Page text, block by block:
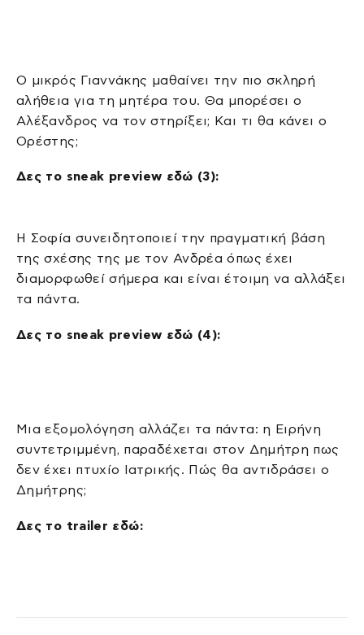
Ο μικρός Γιαννάκης μαθαίνει την πιο σκληρή
αλήθεια για τη μητέρα του. Θα μπορέσει ο
Αλέξανδρος να τον στηρίξει; Και τι θα κάνει ο
Ορέστης;
Δες το sneak preview εδώ (3):
Η Σοφία συνειδητοποιεί την πραγματική βάση
της σχέσης της με τον Ανδρέα όπως έχει
διαμορφωθεί σήμερα και είναι έτοιμη να αλλάξει
τα πάντα.
Δες το sneak preview εδώ (4):
Μια εξομολόγηση αλλάζει τα πάντα: η Ειρήνη
συντετριμμένη, παραδέχεται στον Δημήτρη πως
δεν έχει πτυχίο Ιατρικής. Πώς θα αντιδράσει ο
Δημήτρης;
Δες το trailer εδώ: